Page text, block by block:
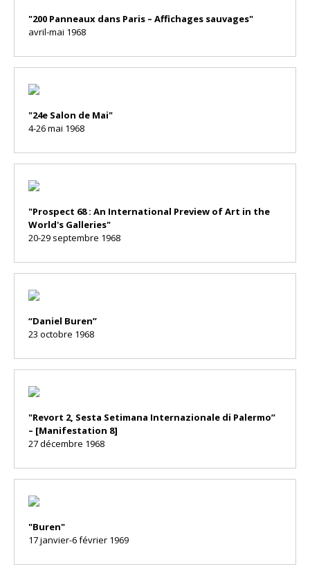
"200 Panneaux dans Paris – Affichages sauvages"
avril-mai 1968
"24e Salon de Mai"
4-26 mai 1968
"Prospect 68 : An International Preview of Art in the
World's Galleries"
20-29 septembre 1968
“Daniel Buren”
23 octobre 1968
"Revort 2, Sesta Setimana Internazionale di Palermo”
– [Manifestation 8]
27 décembre 1968
"Buren"
17 janvier-6 février 1969